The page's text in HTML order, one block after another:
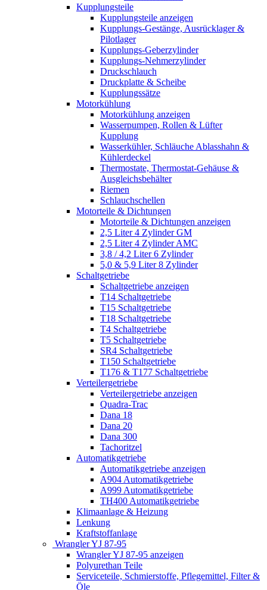
Kupplungsteile
Kupplungsteile anzeigen
Kupplungs-Gestänge, Ausrücklager &
Pilotlager
Kupplungs-Geberzylinder
Kupplungs-Nehmerzylinder
Druckschlauch
Druckplatte & Scheibe
Kupplungssätze
Motorkühlung
Motorkühlung anzeigen
Wasserpumpen, Rollen & Lüfter
Kupplung
Wasserkühler, Schläuche Ablasshahn &
Kühlerdeckel
Thermostate, Thermostat-Gehäuse &
Ausgleichsbehälter
Riemen
Schlauchschellen
Motorteile & Dichtungen
Motorteile & Dichtungen anzeigen
2,5 Liter 4 Zylinder GM
2,5 Liter 4 Zylinder AMC
3,8 / 4,2 Liter 6 Zylinder
5,0 & 5,9 Liter 8 Zylinder
Schaltgetriebe
Schaltgetriebe anzeigen
T14 Schaltgetriebe
T15 Schaltgetriebe
T18 Schaltgetriebe
T4 Schaltgetriebe
T5 Schaltgetriebe
SR4 Schaltgetriebe
T150 Schaltgetriebe
T176 & T177 Schaltgetriebe
Verteilergetriebe
Verteilergetriebe anzeigen
Quadra-Trac
Dana 18
Dana 20
Dana 300
Tachoritzel
Automatikgetriebe
Automatikgetriebe anzeigen
A904 Automatikgetriebe
A999 Automatikgetriebe
TH400 Automatikgetriebe
Klimaanlage & Heizung
Lenkung
Kraftstoffanlage
Wrangler YJ 87-95
Wrangler YJ 87-95 anzeigen
Polyurethan Teile
Serviceteile, Schmierstoffe, Pflegemittel, Filter &
Öle